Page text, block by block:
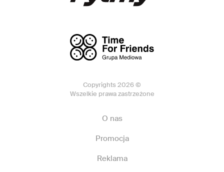
Copyrights 2026 ©
Wszelkie prawa zastrzeżone
O nas
Promocja
Reklama